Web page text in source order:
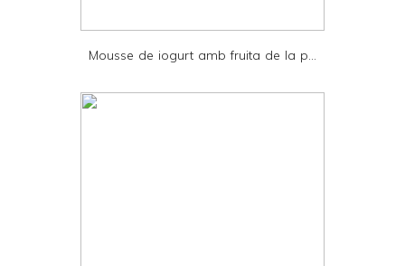
Mousse de iogurt amb fruita de la p...